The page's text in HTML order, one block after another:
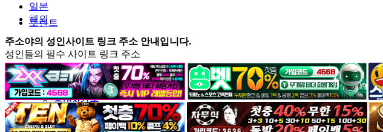
토렌트
커뮤니티
유머&감동
포토&영상
일반인
일본
해외
주소야의 성인사이트 링크 주소 안내입니다.
성인들의 필수 사이트 링크 주소